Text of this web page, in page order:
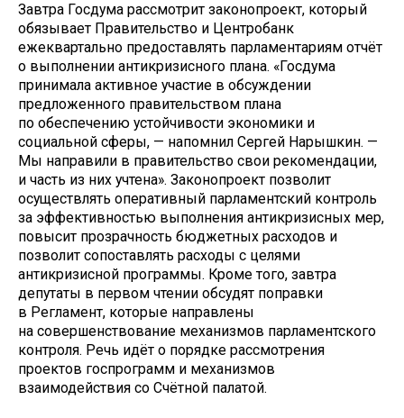
Завтра Госдума рассмотрит законопроект, который
обязывает Правительство и Центробанк
ежеквартально предоставлять парламентариям отчёт
о выполнении антикризисного плана. «Госдума
принимала активное участие в обсуждении
предложенного правительством плана
по обеспечению устойчивости экономики и
социальной сферы, — напомнил Сергей Нарышкин. —
Мы направили в правительство свои рекомендации,
и часть из них учтена». Законопроект позволит
осуществлять оперативный парламентский контроль
за эффективностью выполнения антикризисных мер,
повысит прозрачность бюджетных расходов и
позволит сопоставлять расходы с целями
антикризисной программы. Кроме того, завтра
депутаты в первом чтении обсудят поправки
в Регламент, которые направлены
на совершенствование механизмов парламентского
контроля. Речь идёт о порядке рассмотрения
проектов госпрограмм и механизмов
взаимодействия со Счётной палатой.